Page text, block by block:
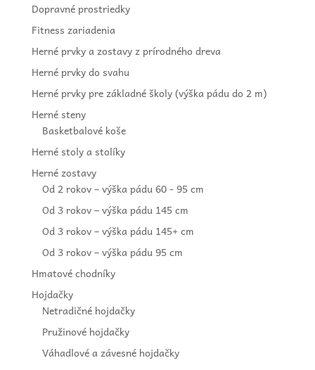
Dopravné prostriedky
Fitness zariadenia
Herné prvky a zostavy z prírodného dreva
Herné prvky do svahu
Herné prvky pre základné školy (výška pádu do 2 m)
Herné steny
Basketbalové koše
Herné stoly a stolíky
Herné zostavy
Od 2 rokov – výška pádu 60 - 95 cm
Od 3 rokov – výška pádu 145 cm
Od 3 rokov – výška pádu 145+ cm
Od 3 rokov – výška pádu 95 cm
Hmatové chodníky
Hojdačky
Netradičné hojdačky
Pružinové hojdačky
Váhadlové a závesné hojdačky